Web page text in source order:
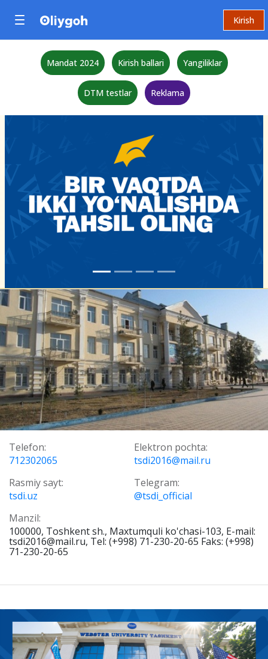
Kirish
Mandat 2024 Kirish ballari Yangiliklar
DTM testlar Reklama
Telefon:
712302065
Elektron pochta:
tsdi2016@mail.ru
Rasmiy sayt:
tsdi.uz
Telegram:
@tsdi_official
Manzil:
100000, Toshkent sh., Maxtumquli ko'chasi-103, E-mail:
tsdi2016@mail.ru, Tel: (+998) 71-230-20-65 Faks: (+998)
71-230-20-65